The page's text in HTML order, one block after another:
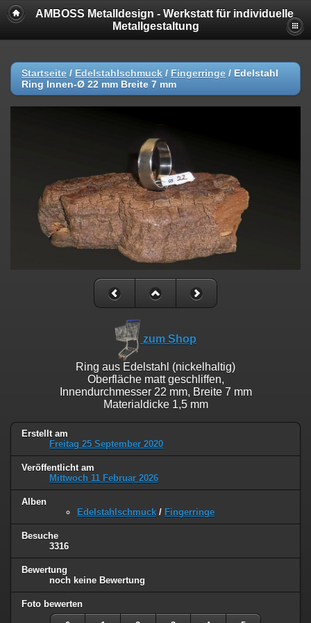
AMBOSS Metalldesign - Werkstatt für individuelle
Metallgestaltung
Startseite / Edelstahlschmuck / Fingerringe / Edelstahl
Ring Innen-Ø 22 mm Breite 7 mm
zum Shop
Ring aus Edelstahl (nickelhaltig)
Oberfläche matt geschliffen,
Innendurchmesser 22 mm, Breite 7 mm
Materialdicke 1,5 mm
Erstellt am
Freitag 25 September 2020
Veröffentlicht am
Mittwoch 11 Februar 2026
Alben
Edelstahlschmuck / Fingerringe
Besuche
3316
Bewertung
noch keine Bewertung
Foto bewerten